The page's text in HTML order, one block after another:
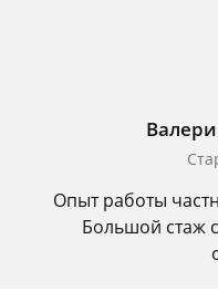
Опыт работы
Большой стаж